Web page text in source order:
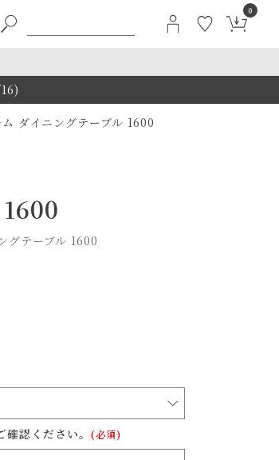
0
ダイニングテーブル 1600
グテーブル 1600
認ください。 (必須)